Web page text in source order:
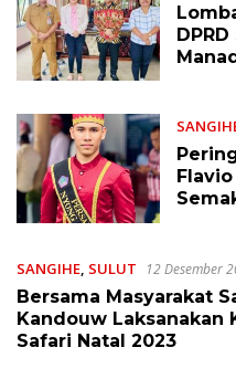
SANGIHE, SULUT 12 Desember
Bersama Masyarakat
Kandouw Laksanakan
Safari Natal 2023